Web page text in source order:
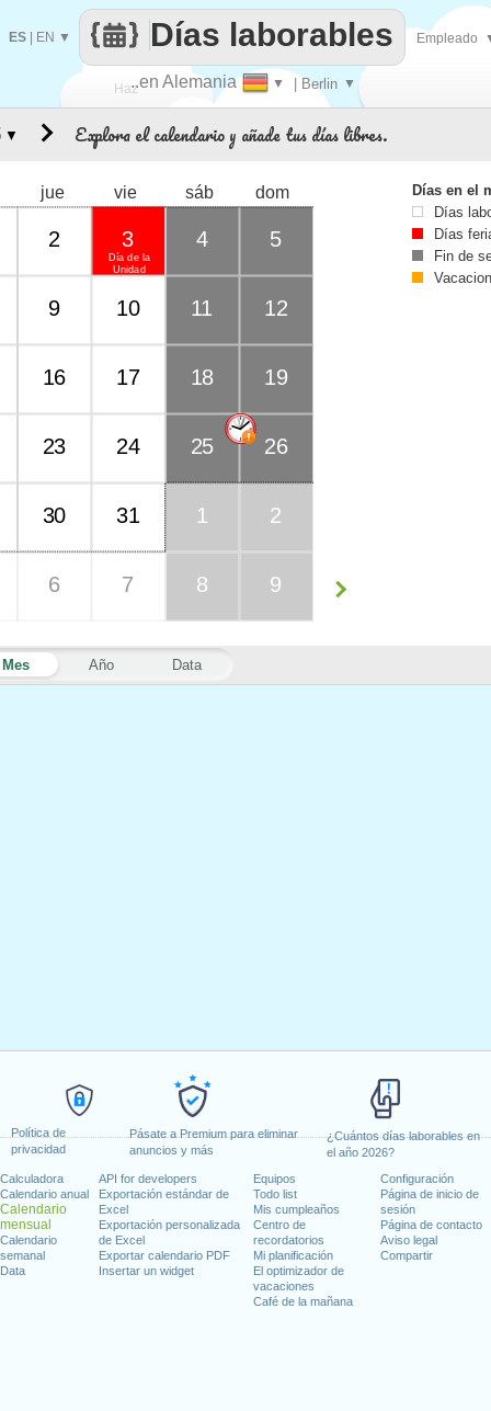
Política de
privacidad
Pásate a Premium para eliminar
anuncios y más
¿Cuántos días laborables en
el año 2026?
Calculadora
Calendario anual
Calendario
mensual
Calendario
semanal
Data
API for developers
Exportación estándar de
Excel
Exportación personalizada
de Excel
Exportar calendario PDF
Insertar un widget
Equipos
Todo list
Mis cumpleaños
Centro de
recordatorios
Mi planificación
El optimizador de
vacaciones
Café de la mañana
Configuración
Página de inicio de
sesión
Página de contacto
Aviso legal
Compartir
Haz..en Alemania ▼ | Berlin ▼
Días laborables
ES EN ▼ Empleado
Explora el calendario y añade tus días libres.
Mes Año Data
jue vie sáb dom
2
Día de la
Unidad
3 4 5
9 10 11 12
16 17 18 19
23 24 25 26
30 31 1 2
6 7 8 9
▼
Días en el
Días
Días
Fin de